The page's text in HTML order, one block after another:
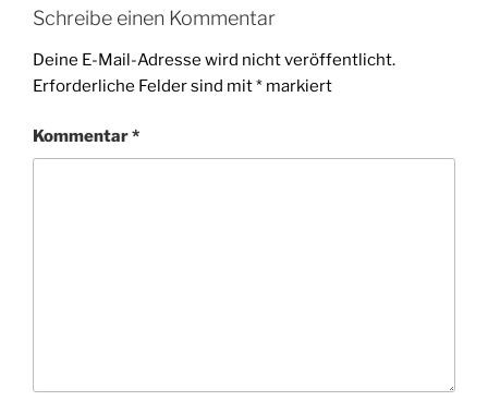
Schreibe einen Kommentar
Deine E-Mail-Adresse wird nicht veröffentlicht.
Erforderliche Felder sind mit* markiert
Kommentar*